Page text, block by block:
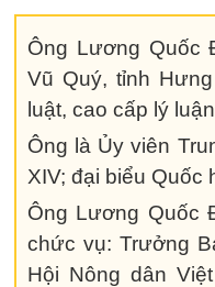
Ông Lương Quốc
Vũ Quý, tỉnh
luật, cao cấp lý
Ông là Ủy viên
XIV; đại biểu Quốc
Ông Lương Quốc
chức vụ: Trưởng
Hội Nông dân